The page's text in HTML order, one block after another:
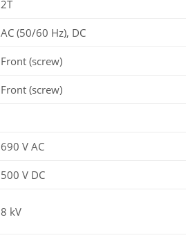
2T
AC (50/60 Hz), DC
Front (screw)
Front (screw)
690 V AC
500 V DC
8 kV